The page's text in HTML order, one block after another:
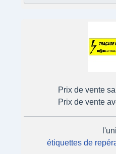
Prix de vente
Prix de vente
étiquettes de